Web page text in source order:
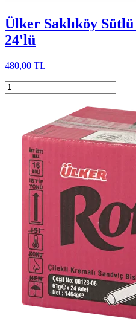
Ülker Saklıköy
24'lü
480,00 TL